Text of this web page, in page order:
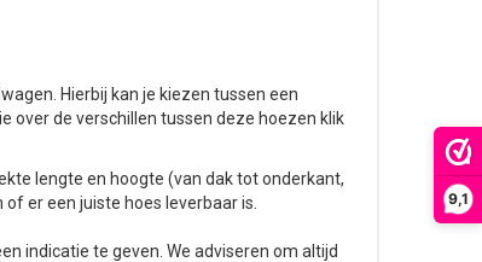
9,1
Hierbij kan je kiezen tussen een
over de verschillen tussen deze hoezen klik
lengte en hoogte (van dak tot onderkant,
of er een juiste hoes leverbaar is.
indicatie te geven. We adviseren om altijd